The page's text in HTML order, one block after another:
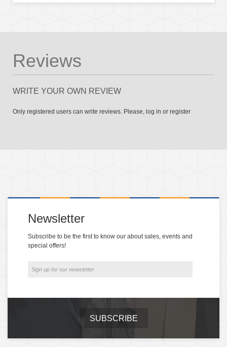
Reviews
WRITE YOUR OWN REVIEW
Only registered users can write reviews. Please, log in or register
Newsletter
Subscribe to be the first to know our about sales, events and
special offers!
SUBSCRIBE